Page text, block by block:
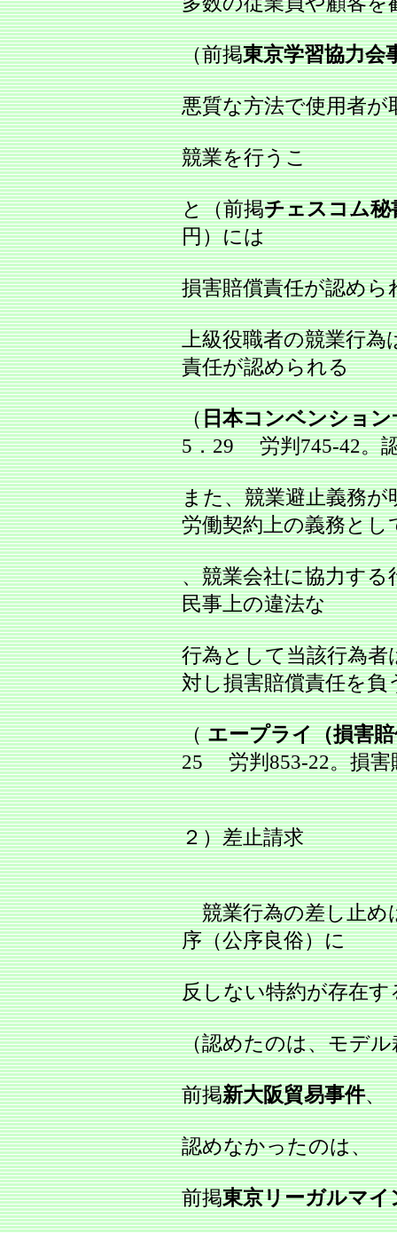
（前掲東京学習協力会
悪質な方法で使用者
競業を行うこ
と（前掲チェスコム秘
円）には
損害賠償責任が認めら
上級役職者の競業行為
責任が認められる
（日本コンベンショ
5．29 労判745‐42。
また、競業避止義務
労働契約上の義務とし
、競業会社に協力する
民事上の違法な
行為として当該行為
対し損害賠償責任を負
（エープライ（損害
25 労判853‐22。損害
２）差止請求
競業行為の差し止め
序（公序良俗）に
反しない特約が存在
（認めたのは、モデル
前掲新大阪貿易事件、
認めなかったのは、
前掲東京リーガルマイ